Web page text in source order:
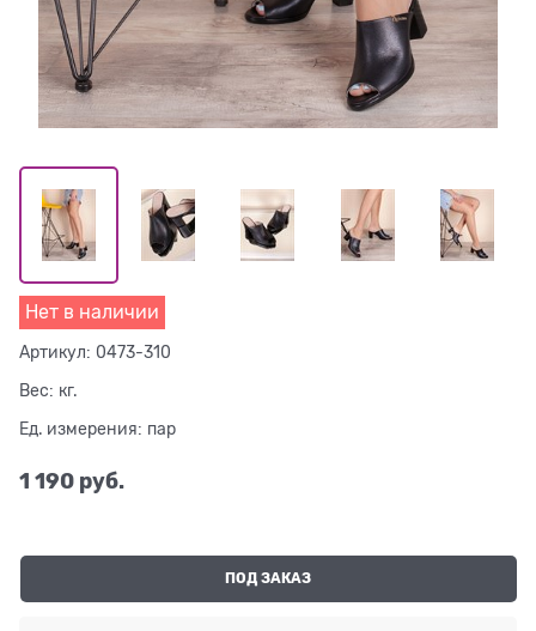
Нет в наличии
Артикул: 0473-310
Вес: кг.
Ед. измерения: пар
1 190 руб.
ПОД ЗАКАЗ